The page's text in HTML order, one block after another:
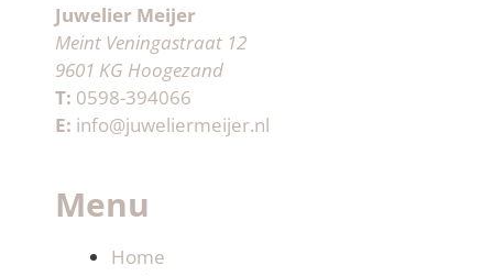
Juwelier Meijer
Meint Veningastraat 12
9601 KG Hoogezand
T: 0598-394066
E: info@juweliermeijer.nl
Menu
Home